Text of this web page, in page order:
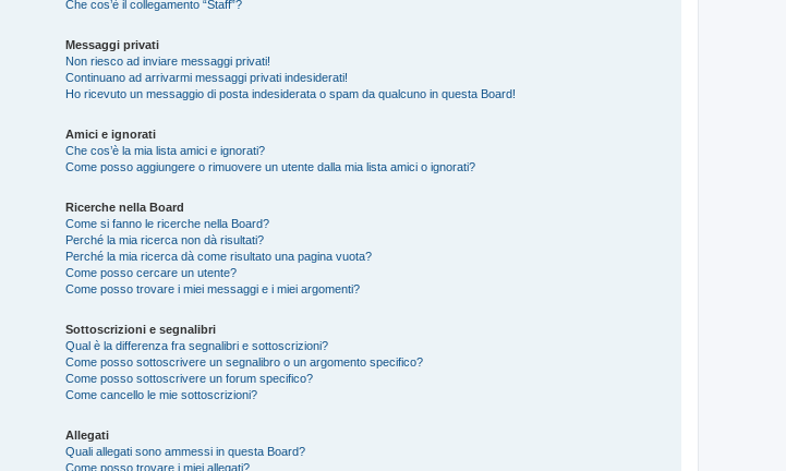
Che cos’è il collegamento “Staff”?
Messaggi privati
Non riesco ad inviare messaggi privati!
Continuano ad arrivarmi messaggi privati indesiderati!
Ho ricevuto un messaggio di posta indesiderata o spam da qualcuno in questa Board!
Amici e ignorati
Che cos’è la mia lista amici e ignorati?
Come posso aggiungere o rimuovere un utente dalla mia lista amici o ignorati?
Ricerche nella Board
Come si fanno le ricerche nella Board?
Perché la mia ricerca non dà risultati?
Perché la mia ricerca dà come risultato una pagina vuota?
Come posso cercare un utente?
Come posso trovare i miei messaggi e i miei argomenti?
Sottoscrizioni e segnalibri
Qual è la differenza fra segnalibri e sottoscrizioni?
Come posso sottoscrivere un segnalibro o un argomento specifico?
Come posso sottoscrivere un forum specifico?
Come cancello le mie sottoscrizioni?
Allegati
Quali allegati sono ammessi in questa Board?
Come posso trovare i miei allegati?